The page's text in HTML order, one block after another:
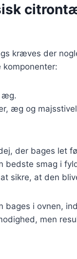
kræves der
komponenter:
æg.
æg og
der bages let
bedste smag i
sikre, at den
i ovnen,
men